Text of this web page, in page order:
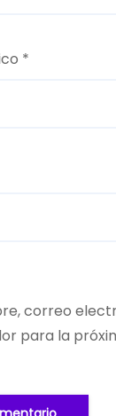
*
correo
para la